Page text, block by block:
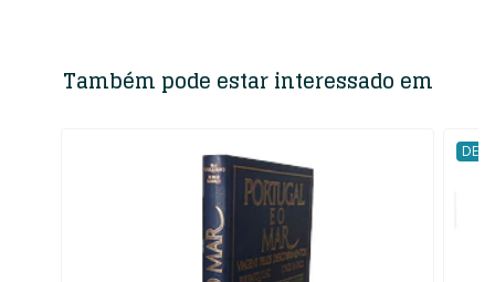
Também pode estar interessado em